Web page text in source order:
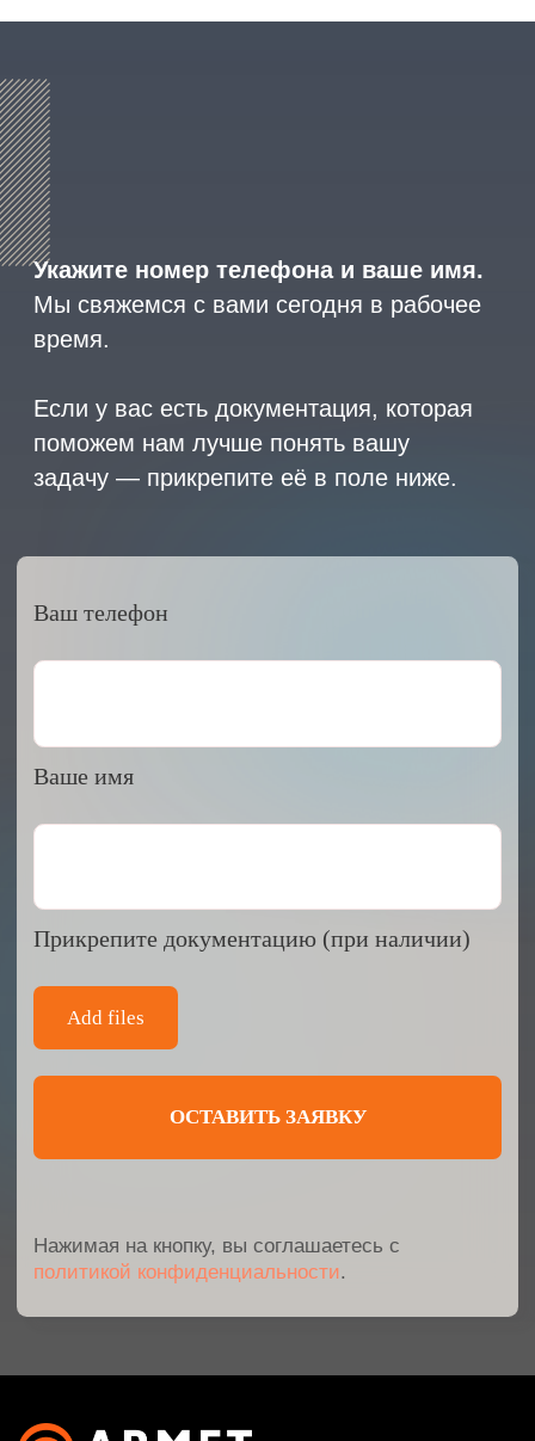
ООО «АРМЕТ РУС» Юридический адрес: ул. 2-
я Брянская, д.34А, офис 401
ИНН 2466160772 КПП 246601001 ОГРН
1152468015391
2023 © ARMET GROUP
Политика конфиденциальности